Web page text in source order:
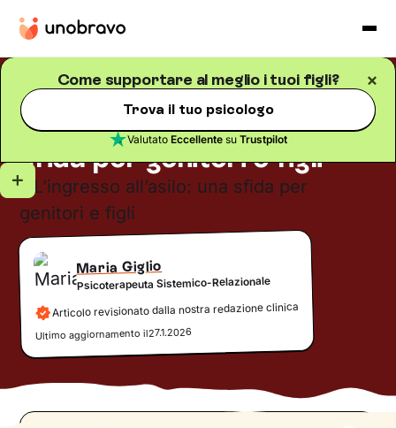
Come supportare al meglio i tuoi figli?
Trova il tuo psicologo
Valutato Eccellentesu Trustpilot
Blog Psicologia infantile
L’ingresso all’asilo: una
sfida per genitori e figli
Maria Giglio
Psicoterapeuta Sistemico-Relazionale
Articolo revisionato dalla nostra redazione clinica
Ultimo aggiornamento il27.1.2026